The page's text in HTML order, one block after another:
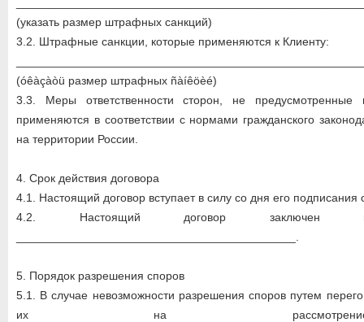
(указать размер штрафных санкций)
3.2. Штрафные санкции, которые применяются к Клиенту:
(óêàçàòü размер штрафных ñàíêöèé)
3.3. Меры ответственности сторон, не предусмотренные
применяются в соответствии с нормами гражданского
на территории России.
4. Срок действия договора
4.1. Настоящий договор вступает в силу со дня его подписания
4.2. Настоящий договор
5. Порядок разрешения споров
5.1. В случае невозможности разрешения споров путем
их на